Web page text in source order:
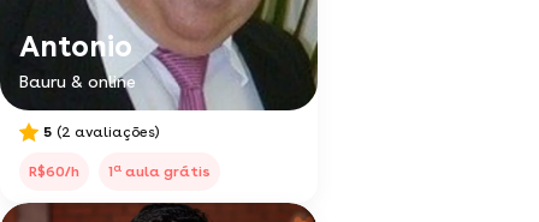
Antonio
Bauru & online
5 (2 avaliações)
R$60/h 1a aula grátis